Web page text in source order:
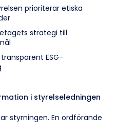
prioriterar etiska
strategi till
ESG-
i styrelseledningen
styrningen. En ordförande